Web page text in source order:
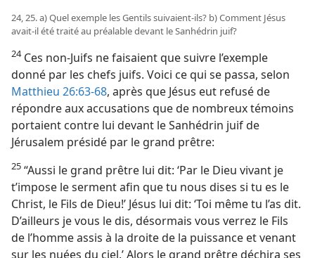
24, 25. a) Quel exemple les Gentils suivaient-​ils? b) Comment Jésus
avait-​il été traité au préalable devant le Sanhédrin juif?
24Ces non-Juifs ne faisaient que suivre l’exemple
donné par les chefs juifs. Voici ce qui se passa, selon
Matthieu 26:63-68, après que Jésus eut refusé de
répondre aux accusations que de nombreux témoins
portaient contre lui devant le Sanhédrin juif de
Jérusalem présidé par le grand prêtre:
25 “Aussi le grand prêtre lui dit: ‘Par le Dieu vivant je
t’impose le serment afin que tu nous dises si tu es le
Christ, le Fils de Dieu!’ Jésus lui dit: ‘Toi même tu l’as dit.
D’ailleurs je vous le dis, désormais vous verrez le Fils
de l’homme assis à la droite de la puissance et venant
sur les nuées du ciel.’ Alors le grand prêtre déchira ses